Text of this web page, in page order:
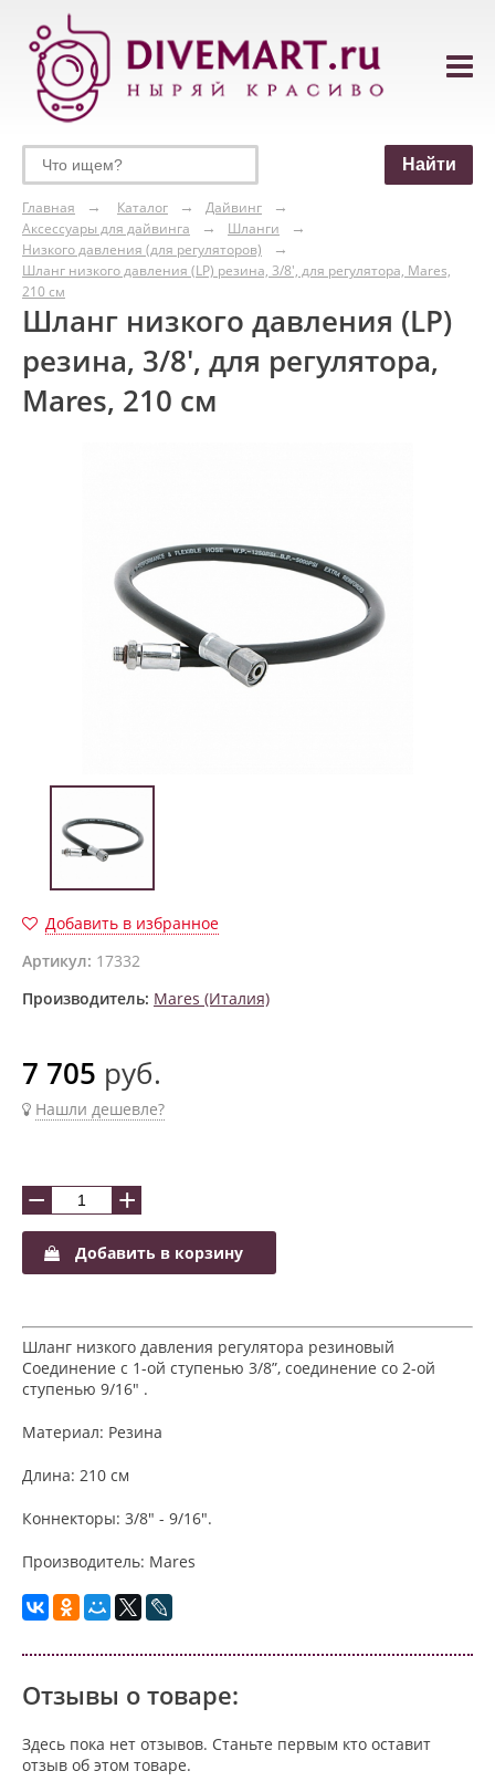
Главная Каталог
Дайвинг
Аксессуары для дайвинга
Шланги
Низкого давления (для регуляторов)
Шланг низкого давления (LP) резина, 3/8', для регулятора, Mares,
210 см
Шланг низкого давления (LP)
резина, 3/8', для регулятора,
Mares, 210 см
Добавить в избранное
Артикул: 17332
Производитель: Mares (Италия)
7 705 руб.
Нашли дешевле?
− +
Добавить в корзину
Шланг низкого давления регулятора резиновый
Соединение с 1-ой ступенью 3/8”, соединение со 2-ой
ступенью 9/16" .
Материал: Резина
Длина: 210 cм
Коннекторы: 3/8" - 9/16".
Производитель: Mares
Отзывы о товаре:
Здесь пока нет отзывов. Станьте первым кто оставит
отзыв об этом товаре.